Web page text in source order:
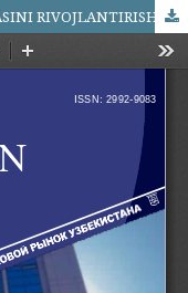
MINTAQADA TURIZM INFRATUZILMASINI RIVOJLANTIRISHNING NAZARIY ASOSLARI